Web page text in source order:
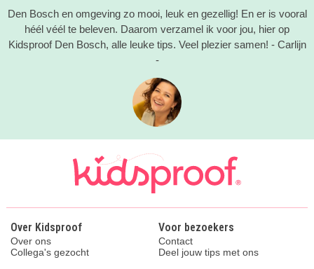
Den Bosch en omgeving zo mooi, leuk en gezellig! En er is vooral
héél véél te beleven. Daarom verzamel ik voor jou, hier op
Kidsproof Den Bosch, alle leuke tips. Veel plezier samen! - Carlijn
-
Over Kidsproof
Over ons
Collega's gezocht
Voor bezoekers
Contact
Deel jouw tips met ons